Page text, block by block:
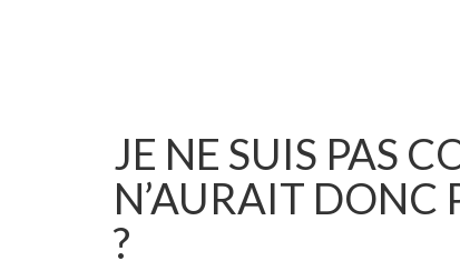
JE NE SUIS PAS
N’AURAIT DONC
?